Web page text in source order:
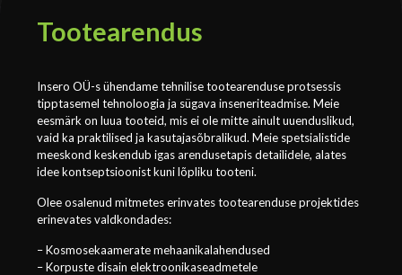
Tootearendus
Insero OÜ-s ühendame tehnilise tootearenduse protsessis
tipptasemel tehnoloogia ja sügava inseneriteadmise. Meie
eesmärk on luua tooteid, mis ei ole mitte ainult uuenduslikud,
vaid ka praktilised ja kasutajasõbralikud. Meie spetsialistide
meeskond keskendub igas arendusetapis detailidele, alates
idee kontseptsioonist kuni lõpliku tooteni.
Olee osalenud mitmetes erinvates tootearenduse projektides
erinevates valdkondades:
– Kosmosekaamerate mehaanikalahendused
– Korpuste disain elektroonikaseadmetele